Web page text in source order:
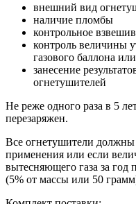
внешний вид
наличие пломбы
контрольное
контроль величины
газового баллона
занесение
огнетушителей
Не реже одного раза в 5
перезаряжен.
Все огнетушители должны
применения или если
вытесняющего газа за год
(5% от массы или 50